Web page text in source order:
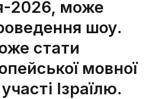
2026, може
шоу.
стати
мовної
Ізраїлю.